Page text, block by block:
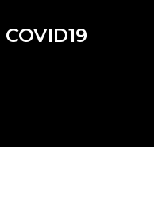
COVID19